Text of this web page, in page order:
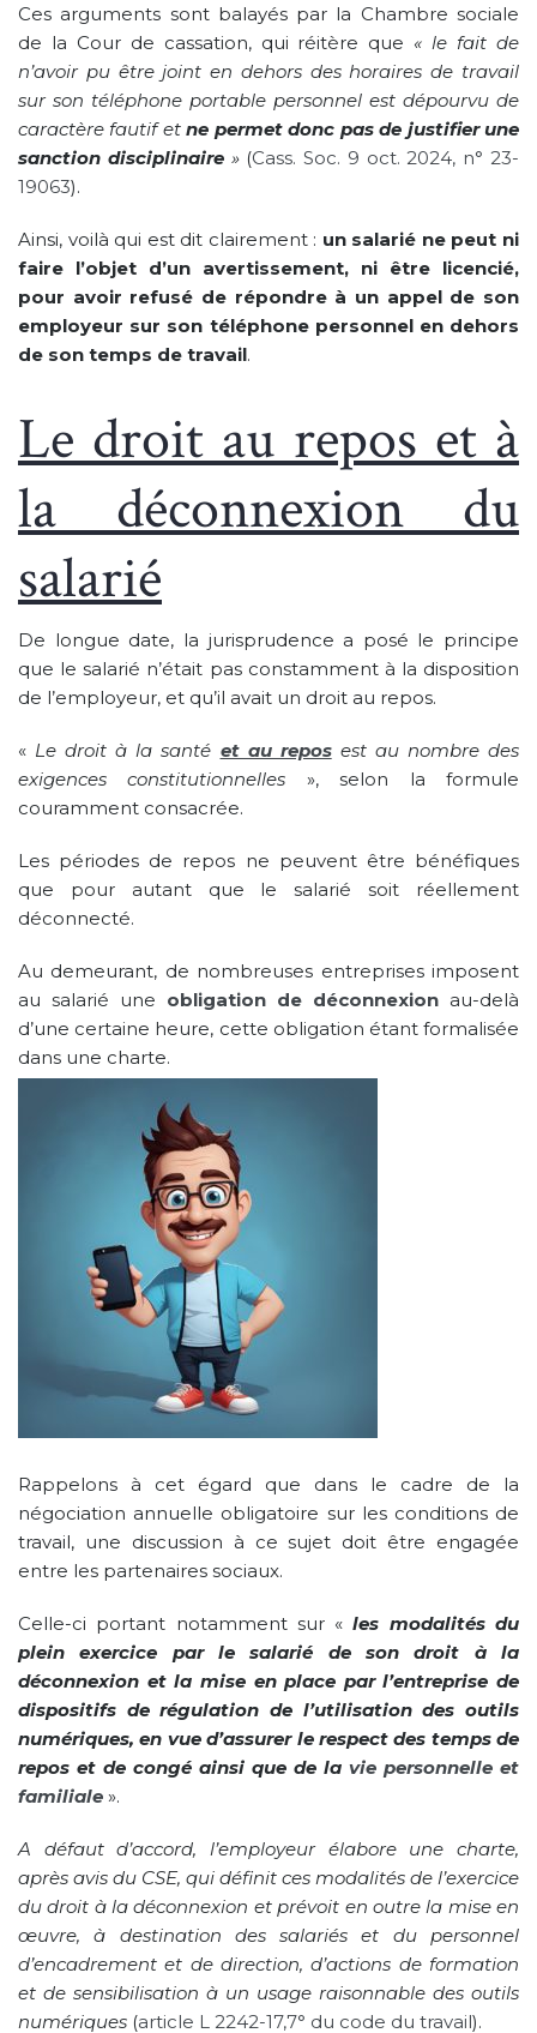
Ces arguments sont balayés par la Chambre sociale
de la Cour de cassation, qui réitère que « le fait de
n’avoir pu être joint en dehors des horaires de travail
sur son téléphone portable personnel est dépourvu de
caractère fautif etne permet donc pas de justifier une
sanction disciplinaire »(Cass. Soc. 9 oct. 2024, n° 23-
19063).
Ainsi, voilà qui est dit clairement : un salarié ne peut ni
faire l’objet d’un avertissement, ni être licencié,
pour avoir refusé de répondre à un appel de son
employeur sur son téléphone personnel en dehors
de son temps de travail.
Le droit au repos et à
la déconnexion du
salarié
De longue date, la jurisprudence a posé le principe
que le salarié n’était pas constamment à la disposition
de l’employeur, et qu’il avait un droit au repos.
« Le droit à la santé et au repos est au nombre des
exigences constitutionnelles », selon la formule
couramment consacrée.
Les périodes de repos ne peuvent être bénéfiques
que pour autant que le salarié soit réellement
déconnecté.
Au demeurant, de nombreuses entreprises imposent
au salarié une obligation de déconnexion au-delà
d’une certaine heure, cette obligation étant formalisée
dans une charte.
Rappelons à cet égard que dans le cadre de la
négociation annuelle obligatoire sur les conditions de
travail, une discussion à ce sujet doit être engagée
entre les partenaires sociaux.
Celle-ci portant notamment sur «les modalités du
plein exercice par le salarié de son droit à la
déconnexion et la mise en place par l’entreprise de
dispositifs de régulation de l’utilisation des outils
numériques, en vue d’assurer le respect des temps de
repos et de congé ainsi que de la vie personnelle et
familiale ».
A défaut d’accord, l’employeur élabore une charte,
après avis du CSE, qui définit ces modalités de l’exercice
du droit à la déconnexion et prévoit en outre la mise en
œuvre, à destination des salariés et du personnel
d’encadrement et de direction, d’actions de formation
et de sensibilisation à un usage raisonnable des outils
numériques (article L 2242-17,7° du code du travail).